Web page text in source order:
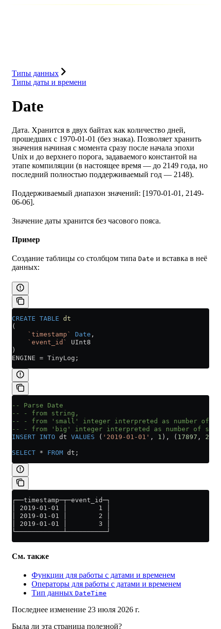
Типы данных
Типы даты и времени
Date
Дата. Хранится в двух байтах как количество дней,
прошедших с 1970-01-01 (без знака). Позволяет хранить
значения начиная с момента сразу после начала эпохи
Unix и до верхнего порога, задаваемого константой на
этапе компиляции (в настоящее время — до 2149 года, но
последний полностью поддерживаемый год — 2148).
Поддерживаемый диапазон значений: [1970-01-01, 2149-
06-06].
Значение даты хранится без часового пояса.
Пример
Создание таблицы со столбцом типа Date и вставка в неё
данных:
CREATE TABLE dt
(
    `timestamp`
Date ,
    `event_id`
UInt8
)
ENGINE = TinyLog;
-- Parse Date
-- - from string,
-- - from 'small' integer interpreted as number of
-- - from 'big' integer interpreted as number of
INSERT INTO dt VALUES ( '2019-01-01' , 1 ), ( 17897 , 2
SELECT * FROM dt;
┌──timestamp─┬─event_id─┐
│ 2019-01-01 │        1 │
│ 2019-01-01 │        2 │
│ 2019-01-01 │        3 │
└────────────┴──────────┘
См. также
Функции для работы с датами и временем
Операторы для работы с датами и временем
Тип данных DateTime
Последнее изменение 23 июля 2026 г.
Была ли эта страница полезной?